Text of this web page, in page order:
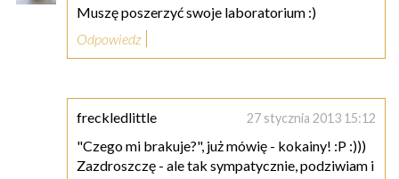
Muszę poszerzyć swoje laboratorium :)
Odpowiedz
freckledlittle 27 stycznia 2013 15:12
"Czego mi brakuje?", już mówię - kokainy! :P :)))
Zazdroszczę - ale tak sympatycznie, podziwiam i